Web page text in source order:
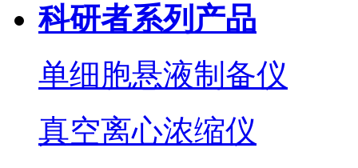
科研者系列产品
单细胞悬液制备仪
真空离心浓缩仪